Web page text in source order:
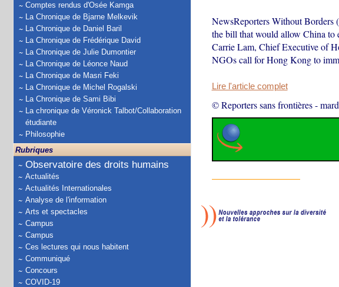
Comptes rendus d'Osée Kamga
La Chronique de Bjarne Melkevik
La Chronique de Daniel Baril
La Chronique de Frédérique David
La Chronique de Julie Dumontier
La Chronique de Léonce Naud
La Chronique de Masri Feki
La Chronique de Michel Rogalski
La Chronique de Sami Bibi
La chronique de Véronick Talbot/Collaboration
étudiante
Philosophie
Rubriques
Observatoire des droits humains
Actualités
Actualités Internationales
Analyse de l'information
Arts et spectacles
Campus
Campus
Ces lectures qui nous habitent
Communiqué
Concours
COVID-19
NewsReporters Without Borders
the bill that would allow China to
Carrie Lam, Chief Executive of
NGOs call for Hong Kong to
Lire l'article complet
© Reporters sans frontières-